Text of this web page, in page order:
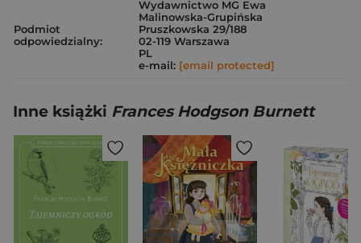
Podmiot
odpowiedzialny:
Wydawnictwo MG Ewa
Malinowska-Grupińska
Pruszkowska 29/188
02-119 Warszawa
PL
e-mail: [email protected]
Inne książki Frances Hodgson Burnett